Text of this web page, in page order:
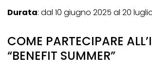
Durata: dal 10 giugno 2025 al 20
COME PARTECIPARE
“BENEFIT SUMMER”